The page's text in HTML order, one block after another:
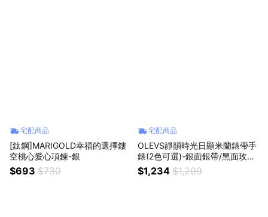
宅配商品
[鈦鋼]MARIGOLD幸福的選擇鏤
空桃心愛心項鍊-銀
$693 $730
宅配商品
OLEVS靜韻時光日顯米蘭錶帶手
錶(2色可選)-銀面銀帶/黑面玫金
框黑帶
$1,234 $1,299